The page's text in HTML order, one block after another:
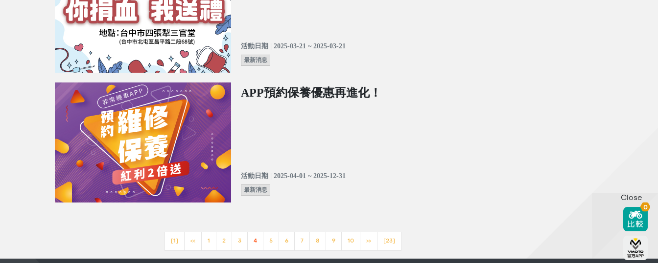
活動日期 | 2025-03-21 ~ 2025-03-21
最新消息
APP預約保養優惠再進化！
活動日期 | 2025-04-01 ~ 2025-12-31
最新消息
[1] << 1 2 3 4 5 6 7 8 9 10 >> [23]
Close
0